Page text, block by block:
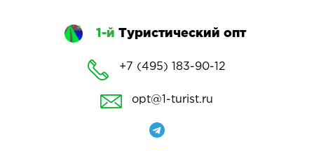
1-й Туристический опт
+7 (495) 183-90-12
opt@1-turist.ru